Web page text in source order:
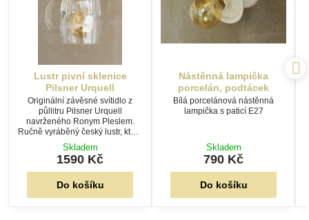
Lustr pivní sklenice
Pilsner Urquell
Originální závěsné svítidlo z
půllitru Pilsner Urquell
navrženého Ronym Pleslem.
Ručně vyráběný český lustr, který
spojuje pivní tradici, kvalitní
řemeslo a jedinečný design.
Skladem
1590 Kč
Do košíku
Nástěnná lampička
porcelán, podtácek
Bílá porcelánová nástěnná
lampička s paticí E27
Skladem
790 Kč
Do košíku